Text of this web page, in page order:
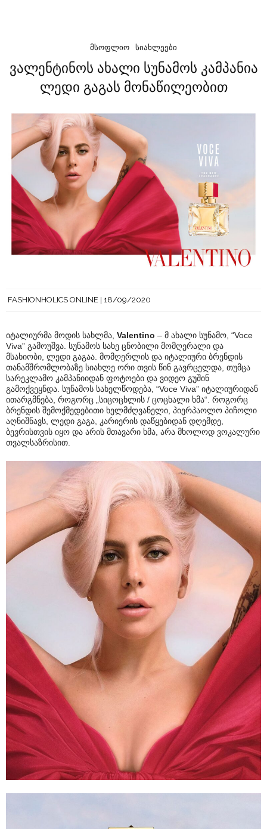
ᲛᲡᲝᲤᲚᲘᲝ ᲡᲘᲐᲮᲚᲔᲔᲑᲘ
ვალენტინოს ახალი სუნამოს კამპანია
ლედი გაგას მონაწილეობით
FASHIONHOLICS ONLINE 18/09/2020
იტალიურმა მოდის სახლმა, Valentino – მ ახალი სუნამო, “Voce
Viva” გამოუშვა. სუნამოს სახე ცნობილი მომღერალი და
მსახიობი, ლედი გაგაა. მომღერლის და იტალიური ბრენდის
თანამშრომლობაზე სიახლე ორი თვის წინ გავრცელდა, თუმცა
სარეკლამო კამპანიიდან ფოტოები და ვიდეო გუშინ
გამოქვეყნდა. სუნამოს სახელწოდება, “Voce Viva” იტალიურიდან
ითარგმნება, როგორც „სიცოცხლის / ცოცხალი ხმა“. როგორც
ბრენდის შემოქმედებითი ხელმძღვანელი, პიერპაოლო პიჩოლი
აღნიშნავს, ლედი გაგა, კარიერის დაწყებიდან დღემდე,
ბევრისთვის იყო და არის მთავარი ხმა, არა მხოლოდ ვოკალური
თვალსაზრისით.